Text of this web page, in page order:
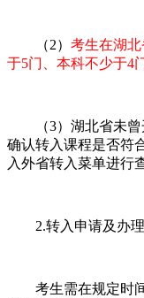
（2） 考生在湖
于5门、本科不少于4
（3）湖北省未曾
确认转入课程是否符
入外省转入菜单进行
2.转入申请及办理
考生需在规定时间